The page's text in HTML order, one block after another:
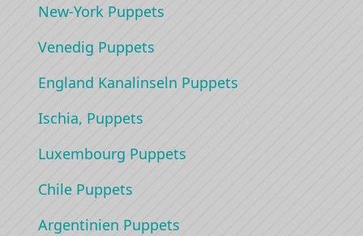
New-York Puppets
Venedig Puppets
England Kanalinseln Puppets
Ischia, Puppets
Luxembourg Puppets
Chile Puppets
Argentinien Puppets